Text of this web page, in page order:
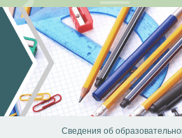
Перейти
основному
содержимому
Сведения об